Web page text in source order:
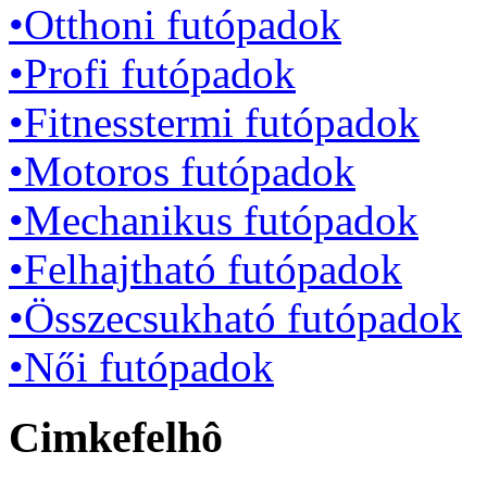
•Otthoni futópadok
•Profi futópadok
•Fitnesstermi futópadok
•Motoros futópadok
•Mechanikus futópadok
•Felhajtható futópadok
•Összecsukható futópadok
•Női futópadok
Cimkefelhô